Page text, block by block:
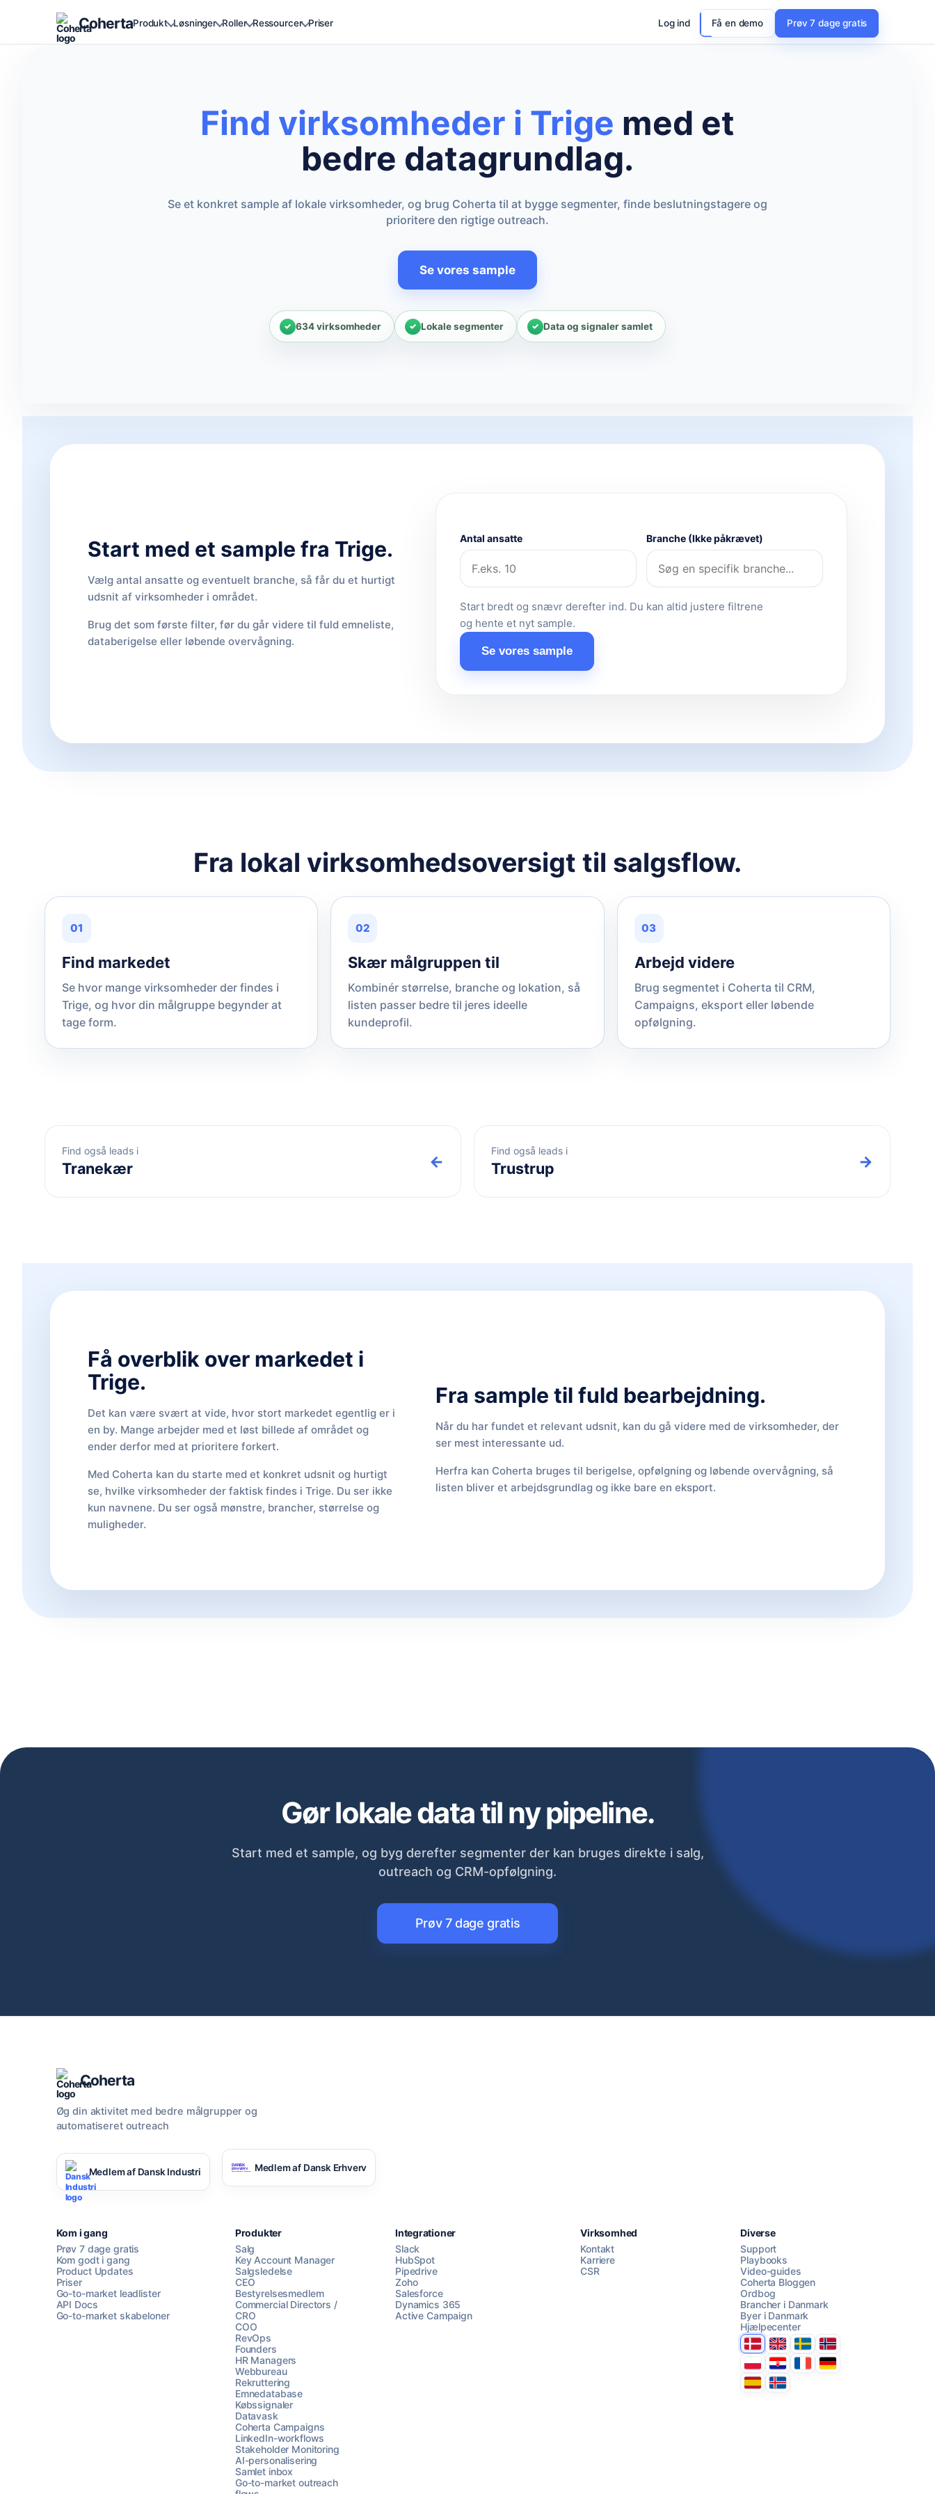
CohertaProdukt Løsninger Roller Ressourcer Priser Log ind Få en demo Prøv 7 dage gratis
Find virksomheder i Trige med et
bedre datagrundlag.
Se et konkret sample af lokale virksomheder, og brug Coherta til at bygge segmenter, finde beslutningstagere og
prioritere den rigtige outreach.
Se vores sample
634 virksomheder Lokale segmenter Data og signaler samlet
Start med et sample fra Trige.
Vælg antal ansatte og eventuelt branche, så får du et hurtigt
udsnit af virksomheder i området.
Brug det som første filter, før du går videre til fuld emneliste,
databerigelse eller løbende overvågning.
Antal ansatte Branche (Ikke påkrævet)
Start bredt og snævr derefter ind. Du kan altid justere filtrene
og hente et nyt sample.
Se vores sample
Fra lokal virksomhedsoversigt til salgsflow.
01
Find markedet
Se hvor mange virksomheder der findes i
Trige, og hvor din målgruppe begynder at
tage form.
02
Skær målgruppen til
Kombinér størrelse, branche og lokation, så
listen passer bedre til jeres ideelle
kundeprofil.
03
Arbejd videre
Brug segmentet i Coherta til CRM,
Campaigns, eksport eller løbende
opfølgning.
Find også leads i
Tranekær ←
Find også leads i
Trustrup →
Få overblik over markedet i
Trige.
Det kan være svært at vide, hvor stort markedet egentlig er i
en by. Mange arbejder med et løst billede af området og
ender derfor med at prioritere forkert.
Med Coherta kan du starte med et konkret udsnit og hurtigt
se, hvilke virksomheder der faktisk findes i Trige. Du ser ikke
kun navnene. Du ser også mønstre, brancher, størrelse og
muligheder.
Fra sample til fuld bearbejdning.
Når du har fundet et relevant udsnit, kan du gå videre med de virksomheder, der
ser mest interessante ud.
Herfra kan Coherta bruges til berigelse, opfølgning og løbende overvågning, så
listen bliver et arbejdsgrundlag og ikke bare en eksport.
Gør lokale data til ny pipeline.
Start med et sample, og byg derefter segmenter der kan bruges direkte i salg,
outreach og CRM-opfølgning.
Prøv 7 dage gratis
AI Campaign Assist
Coherta
Øg din aktivitet med bedre målgrupper og
automatiseret outreach
Medlem af Dansk Industri Medlem af Dansk Erhverv
Kom i gang
Prøv 7 dage gratis
Kom godt i gang
Product Updates
Priser
Go-to-market leadlister
API Docs
Go-to-market skabeloner
Produkter
Salg
Key Account Manager
Salgsledelse
CEO
Bestyrelsesmedlem
Commercial Directors /
CRO
COO
RevOps
Founders
HR Managers
Webbureau
Rekruttering
Emnedatabase
Købssignaler
Datavask
Coherta Campaigns
LinkedIn-workflows
Stakeholder Monitoring
AI-personalisering
Samlet inbox
Go-to-market outreach
Integrationer
Slack
HubSpot
Pipedrive
Zoho
Salesforce
Dynamics 365
Active Campaign
Virksomhed
Kontakt
Karriere
CSR
Diverse
Support
Playbooks
Video-guides
Coherta Bloggen
Ordbog
Brancher i Danmark
Byer i Danmark
Hjælpecenter
DanmarkUnited Kingdom
SverigeNorge
PolskaHrvatskaFranceDeutschland
EspanaÍsland